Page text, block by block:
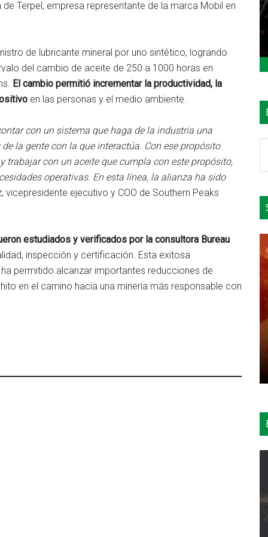
Terpel, empresa representante de la marca Mobil en
de lubricante mineral por uno sintético, logrando
del cambio de aceite de 250 a 1000 horas en
El cambio permitió incrementar la productividad, la
en las personas y el medio ambiente.
con un sistema que haga de la industria una
la gente con la que interactúa. Con ese propósito
trabajar con un aceite que cumpla con este propósito,
operativas. En esta línea, la alianza ha sido
vicepresidente ejecutivo y COO de Southern Peaks
estudiados y verificados por la consultora Bureau
inspección y certificación. Esta exitosa
permitido alcanzar importantes reducciones de
en el camino hacia una minería más responsable con